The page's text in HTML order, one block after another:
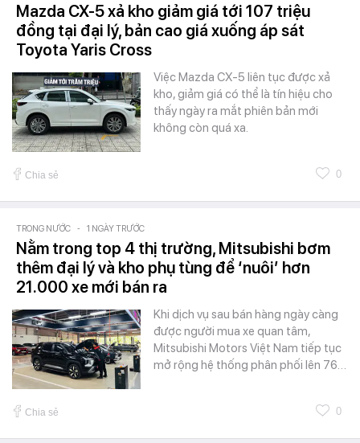
Mazda CX-5 xả kho giảm giá tới 107 triệu
đồng tại đại lý, bản cao giá xuống áp sát
Toyota Yaris Cross
Việc Mazda CX-5 liên tục được xả
kho, giảm giá có thể là tín hiệu cho
thấy ngày ra mắt phiên bản mới
không còn quá xa.
Chia sẻ 0
TRONG NƯỚC - 1 NGÀY TRƯỚC
Nằm trong top 4 thị trường, Mitsubishi bơm
thêm đại lý và kho phụ tùng để ‘nuôi’ hơn
21.000 xe mới bán ra
Khi dịch vụ sau bán hàng ngày càng
được người mua xe quan tâm,
Mitsubishi Motors Việt Nam tiếp tục
mở rộng hệ thống phân phối lên 76…
Chia sẻ 0